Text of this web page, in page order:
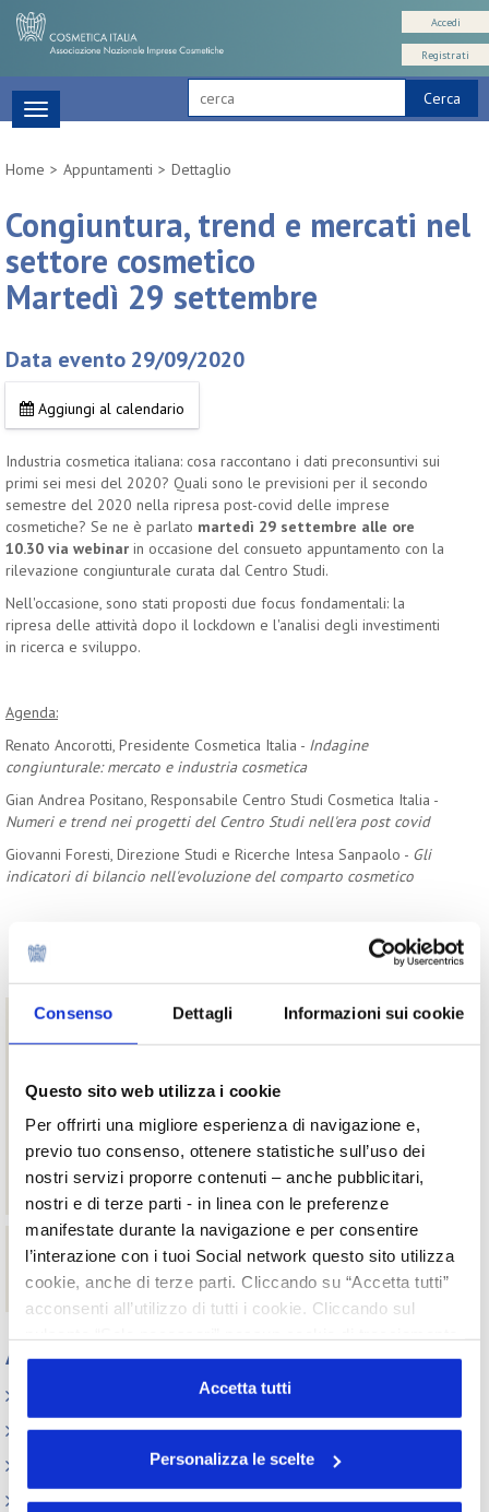
Consenso Dettagli Informazioni sui cookie
Questo sito web utilizza i cookie
Per offrirti una migliore esperienza di navigazione e,
previo tuo consenso, ottenere statistiche sull’uso dei
nostri servizi proporre contenuti – anche pubblicitari,
nostri e di terze parti - in linea con le preferenze
manifestate durante la navigazione e per consentire
l’interazione con i tuoi Social network questo sito utilizza
cookie, anche di terze parti. Cliccando su “Accetta tutti”
acconsenti all’utilizzo di tutti i cookie. Cliccando sul
o profilazione viene utilizzato. Cliccando su
“Personalizza le scelte” è possibile esprimere la propria
volontà in relazione a ciascuna categoria di cookie del
Accetta tutti
Personalizza le scelte
Cerca
Accedi
Registrati
Toggle
navigation
Home
Appuntamenti Dettaglio
Congiuntura, trend e mercati nel
settore cosmetico
Martedì 29 settembre
Data evento 29/09/2020
Aggiungi al calendario
Industria cosmetica italiana: cosa raccontano i dati preconsuntivi sui
primi sei mesi del 2020? Quali sono le previsioni per il secondo
semestre del 2020 nella ripresa post-covid delle imprese
cosmetiche? Se ne è parlato martedì 29 settembre alle ore
10.30 via webinar in occasione del consueto appuntamento con la
rilevazione congiunturale curata dal Centro Studi.
Nell'occasione, sono stati proposti due focus fondamentali: la
ripresa delle attività dopo il lockdown e l'analisi degli investimenti
in ricerca e sviluppo.
Agenda:
Renato Ancorotti, Presidente Cosmetica Italia - Indagine
congiunturale: mercato e industria cosmetica
Gian Andrea Positano, Responsabile Centro Studi Cosmetica Italia -
Numeri e trend nei progetti del Centro Studi nell'era post covid
Giovanni Foresti, Direzione Studi e Ricerche Intesa Sanpaolo - Gli
indicatori di bilancio nell'evoluzione del comparto cosmetico
Download
Renato Ancorotti – Indagine congiunturale: mercato e
industria cosmetica
Gian Andrea Positano – Numeri e trend nei progetti del
Centro Studi nell'era post Covid
Giovanni Foresti - Gli indicatori di bilancio nell'evoluzione
del comparto cosmetico
Collegamenti
Scarica la registrazione dell'evento
Appuntamenti
Assemblea
Convegno tecnico internazionale
Cosmoprof